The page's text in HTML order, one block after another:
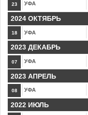
23 УФА
2024 ОКТЯБРЬ
18 УФА
2023 ДЕКАБРЬ
07 УФА
2023 АПРЕЛЬ
08 УФА
2022 ИЮЛЬ